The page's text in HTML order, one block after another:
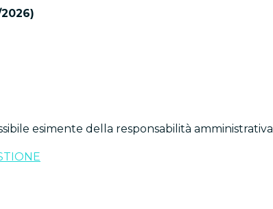
esimente della responsabilità amministrativa